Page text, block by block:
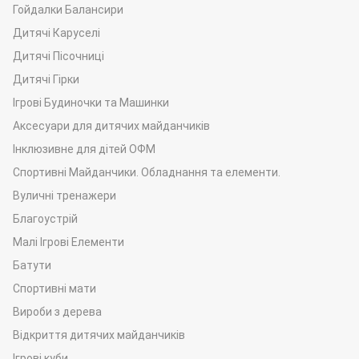
Погодьтеся, - це чудова альтернатива бетонній підлозі, або
антиковзну поверхню. Що своєю чергою значно знижує
ризик посковзнутися на ній навіть під час найактивніших
Гойдалки Балансири
Дитячі Каруселі
Дитячі Пісочниці
Дитячі Гірки
Ігрові Будиночки та Машинки
Аксесуари для дитячих майданчиків
Інклюзивне для дітей ОФМ
Спортивні Майданчики. Обладнання та елементи.
Вуличні тренажери
Благоустрій
Малі Ігрові Елементи
Батути
Спортивні мати
Вироби з дерева
Відкриття дитячих майданчиків